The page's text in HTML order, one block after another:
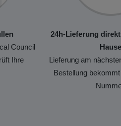
Council
Ihre
24h-Lieferung
Hause
Lieferung am
Bestellung